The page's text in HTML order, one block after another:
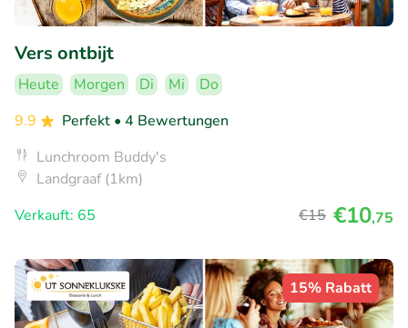
Vers ontbijt
Heute Morgen Di Mi
Do
9.9
Perfekt • 4 Bewertungen
Lunchroom Buddy's
Landgraaf (1km)
Verkauft: 65
€15 €10,75
15% Rabatt